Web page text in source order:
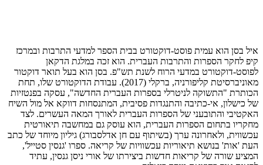
איל בסן הוא עמית פוסט-דוקטורט בבית הספר למדעי התרבות ובמרכז
קיפ לחקר הספרות והתרבות העברית. הוא זכה במלגת הדקאן
לפוסט-דוקטורט במדעי הרוח לשנת תש"פ. בסן הוא בעל תואר דוקטור
מאוניברסיטת קליפורניה, ברקלי (2017). עבודת הדוקטורט שלו, תחת
הכותרת "התשוקה לניטרלי בספרות העברית החדשה", עסקה בפנטזיות
של כישלון, אי-כתיבה והתנגדות פסיבית, המתנסחות דווקא אל מול השיח
האקטיבי והתובעני של הספרות העברית לאורך המאה העשרים. לצד
מחקריו בתחום הספרות העברית, הוא עוסק גם במחשבה תיאורטית
עכשווית, ולאחרונה ערך (בשיתוף עם חן אדלסבורג) גיליון מיוחד של כתב
העת 'אות' בנושא תיאוריות עכשוויות של קריאה. ספרו 'גנסין סטייל',
המציע שורה של קריאות חדשות ביצירתו של אורי ניסן גנסין, עתיד